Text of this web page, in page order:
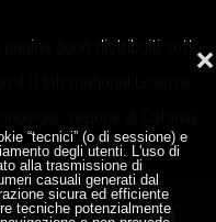
“tecnici” (o di sessione) e
degli utenti. L'uso di
alla trasmissione di
casuali generati dal
sicura ed efficiente
tecniche potenzialmente
❌
sono distribuiti sotto
sezione di Catania,